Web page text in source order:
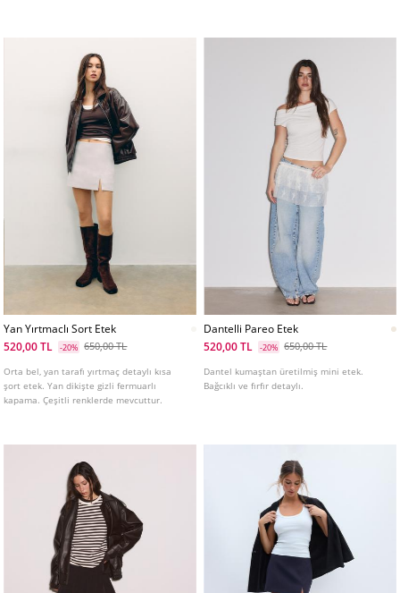
Yan Yırtmaclı Sort Etek
520,00 TL
-20% 650,00 TL
Orta bel, yan tarafı yırtmaç detaylı kısa
şort etek. Yan dikişte gizli fermuarlı
kapama. Çeşitli renklerde mevcuttur.
Dantelli Pareo Etek
520,00 TL
-20% 650,00 TL
Dantel kumaştan üretilmiş mini etek.
Bağcıklı ve fırfır detaylı.